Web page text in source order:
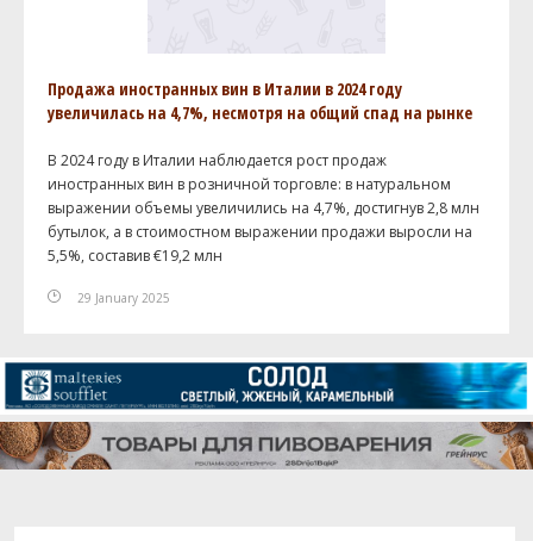
Продажа иностранных вин в Италии в 2024 году
увеличилась на 4,7%, несмотря на общий спад на рынке
В 2024 году в Италии наблюдается рост продаж
иностранных вин в розничной торговле: в натуральном
выражении объемы увеличились на 4,7%, достигнув 2,8 млн
бутылок, а в стоимостном выражении продажи выросли на
5,5%, составив €19,2 млн
29 January 2025